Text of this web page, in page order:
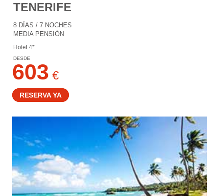
TENERIFE
8 DÍAS / 7 NOCHES
MEDIA PENSIÓN
Hotel 4*
DESDE
603 €
RESERVA YA